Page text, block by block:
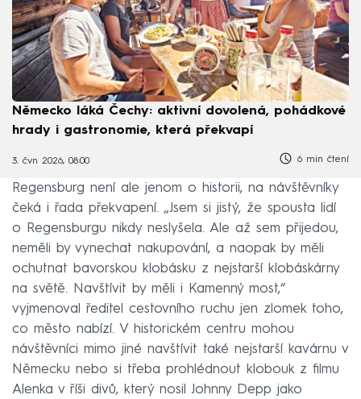
Německo láká Čechy: aktivní dovolená, pohádkové
hrady i gastronomie, která překvapí
3. čvn 2026, 08:00 6 min čtení
Regensburg není ale jenom o historii, na návštěvníky
čeká i řada překvapení. „Jsem si jistý, že spousta lidí
o Regensburgu nikdy neslyšela. Ale až sem přijedou,
neměli by vynechat nakupování, a naopak by měli
ochutnat bavorskou klobásku z nejstarší klobáskárny
na světě. Navštívit by měli i Kamenný most,“
vyjmenoval ředitel cestovního ruchu jen zlomek toho,
co město nabízí. V historickém centru mohou
návštěvníci mimo jiné navštívit také nejstarší kavárnu v
Německu nebo si třeba prohlédnout klobouk z filmu
Alenka v říši divů, který nosil Johnny Depp jako